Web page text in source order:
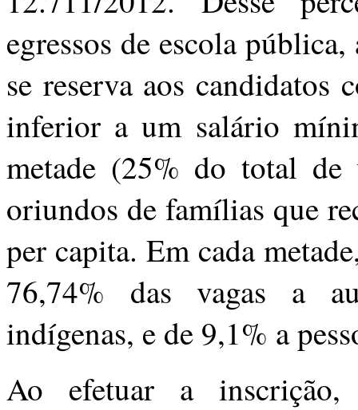
egressos de escola
se reserva aos
inferior a um salário
metade (25% do total de
oriundos de famílias que
per capita. Em cada
76,74% das vagas a
indígenas, e de 9,1% a
Ao efetuar a inscrição,